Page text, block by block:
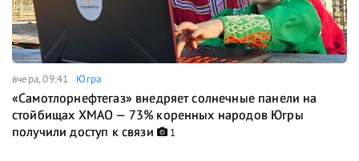
вчера, 09:41 Югра
«Самотлорнефтегаз» внедряет солнечные панели на
стойбищах ХМАО — 73% коренных народов Югры
получили доступ к связи
1